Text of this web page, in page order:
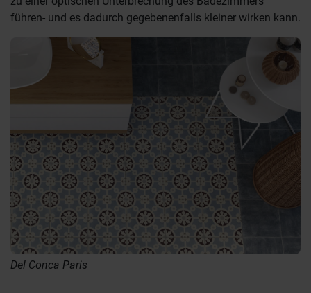
führen- und es dadurch gegebenenfalls kleiner wirken kann.
Del Conca Paris